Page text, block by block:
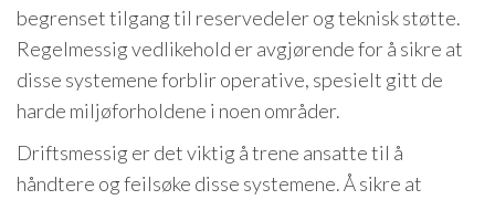
begrenset tilgang til reservedeler og teknisk støtte.
Regelmessig vedlikehold er avgjørende for å sikre at
disse systemene forblir operative, spesielt gitt de
harde miljøforholdene i noen områder.
Driftsmessig er det viktig å trene ansatte til å
håndtere og feilsøke disse systemene. Å sikre at